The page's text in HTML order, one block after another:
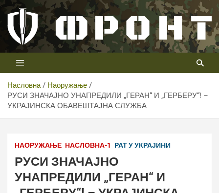
Скип
цонтент
Телевизија ФРОНТ
Први војни канал у Србији
Насловна
Наоружање
РУСИ ЗНАЧАЈНО УНАПРЕДИЛИ „ГЕРАН“ И „ГЕРБЕРУ“! –
УКРАЈИНСКА ОБАВЕШТАЈНА СЛУЖБА
НАОРУЖАЊЕ НАСЛОВНА-1 РАТ У УКРАЈИНИ
РУСИ ЗНАЧАЈНО
УНАПРЕДИЛИ „ГЕРАН“ И